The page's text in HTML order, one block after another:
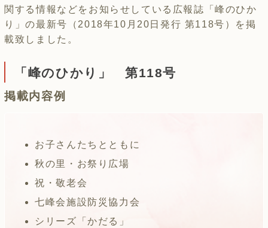
関する情報などをお知らせしている広報誌「峰のひか
り」の最新号（2018年10月20日発行 第118号）を掲
載致しました。
「峰のひかり」 第118号
掲載内容例
お子さんたちとともに
秋の里・お祭り広場
祝・敬老会
七峰会施設防災協力会
シリーズ「かだる」